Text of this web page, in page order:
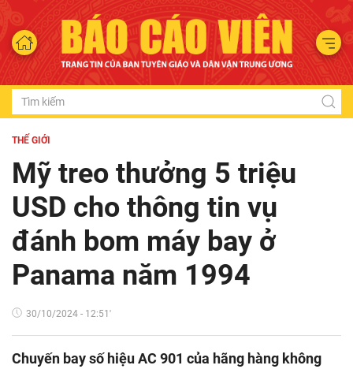
THẾ GIỚI
Mỹ treo thưởng 5 triệu
USD cho thông tin vụ
đánh bom máy bay ở
Panama năm 1994
30/10/2024 - 12:51'
Chuyến bay số hiệu AC 901 của hãng hàng không